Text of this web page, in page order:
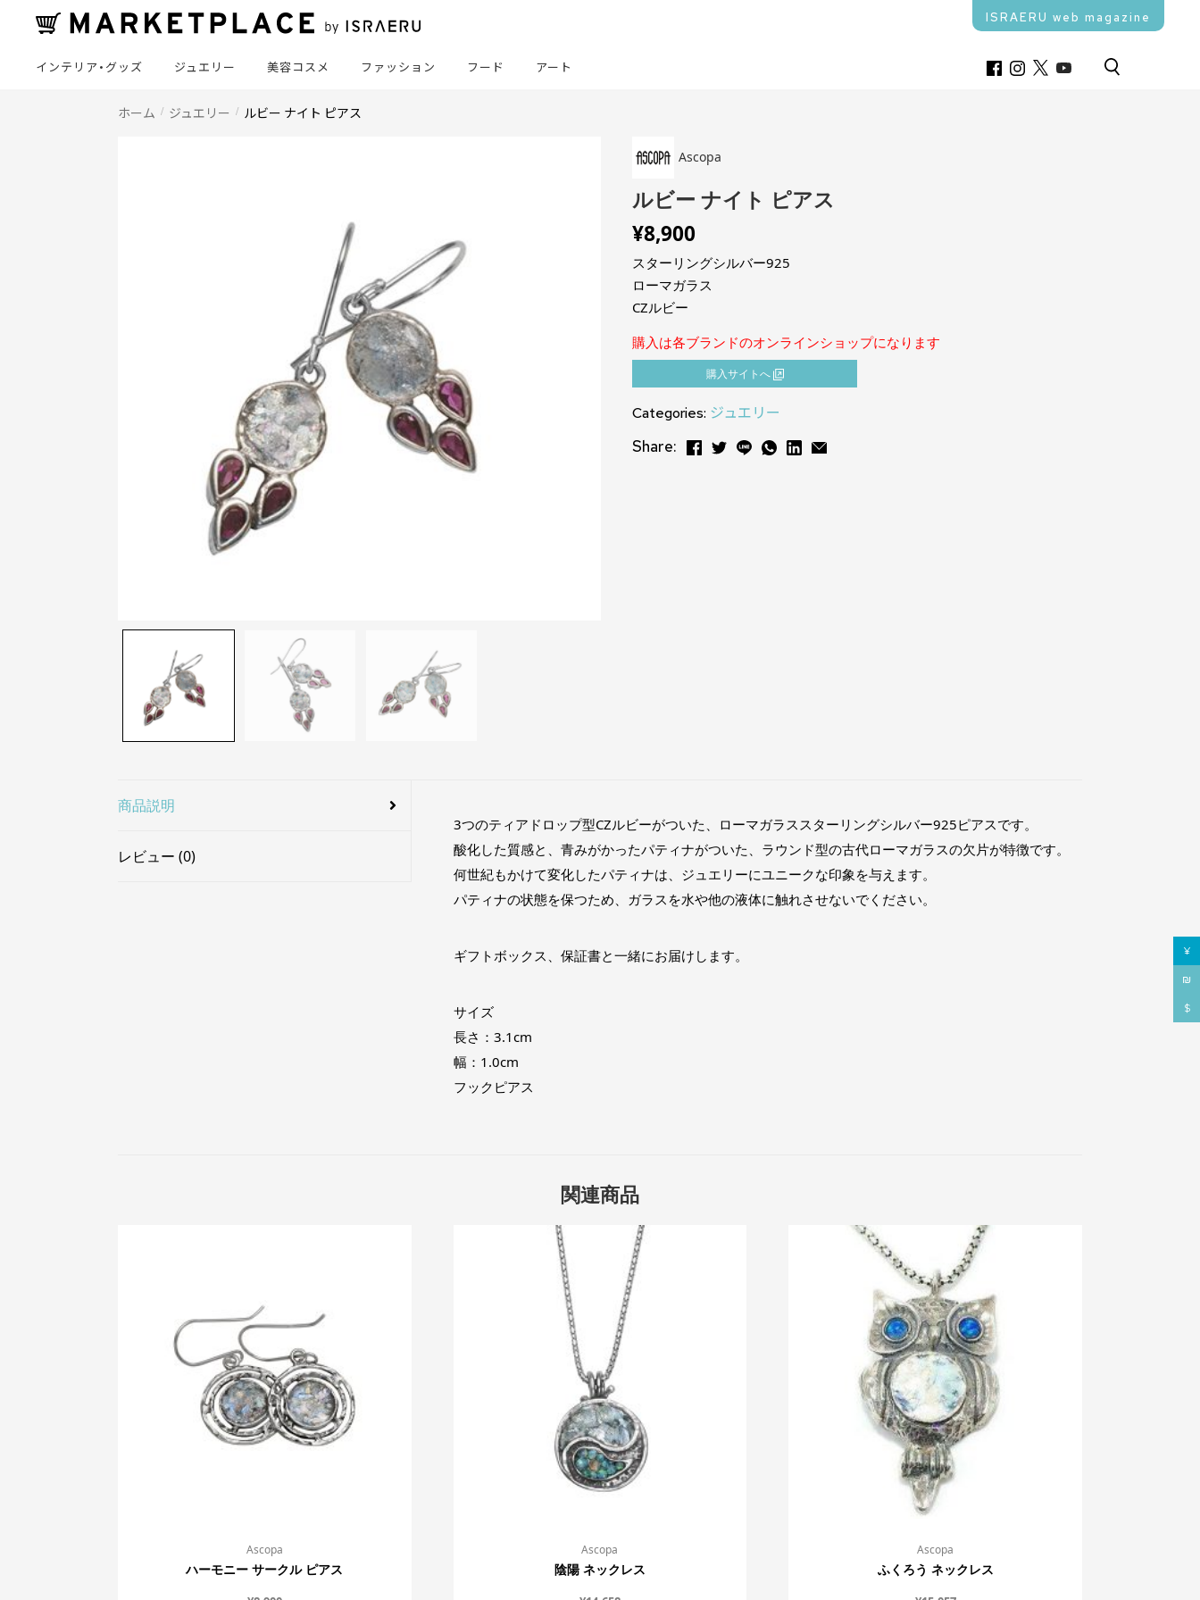
¥
₪
$
ISRAERU web magazine
インテリア・グッズ ジュエリー 美容コスメ ファッション フード アート
ホーム ジュエリー ルビー ナイト ピアス
Ascopa
ルビー ナイト ピアス
¥8,900
スターリングシルバー925
ローマガラス
CZルビー
購入は各ブランドのオンラインショップになります
購⼊サイトへ
Categories: ジュエリー
Share:
商品説明
レビュー (0)
3つのティアドロップ型CZルビーがついた、ローマガラススターリングシルバー925ピアスです。
酸化した質感と、青みがかったパティナがついた、ラウンド型の古代ローマガラスの欠片が特徴です。
何世紀もかけて変化したパティナは、ジュエリーにユニークな印象を与えます。
パティナの状態を保つため、ガラスを水や他の液体に触れさせないでください。
ギフトボックス、保証書と一緒にお届けします。
サイズ
長さ：3.1cm
幅：1.0cm
フックピアス
関連商品
Ascopa
ハーモニー サークル ピアス
Ascopa
陰陽 ネックレス
Ascopa
ふくろう ネックレス